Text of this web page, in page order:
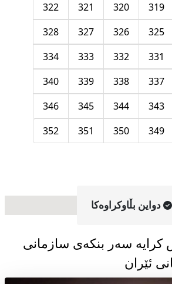
319
320
321
322
325
326
327
328
331
332
333
334
337
338
339
340
343
344
345
346
349
350
351
352
دواین بڵاوکراوه‌کا
کرایە سەر بنکەی سازمانی
ئێران